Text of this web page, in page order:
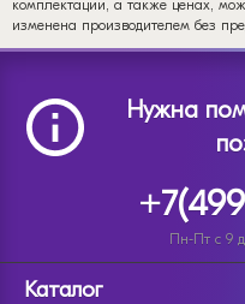
комплектации, а также ценах,
изменена производителем без
Нужна
Пн-Пт с 9
Каталог